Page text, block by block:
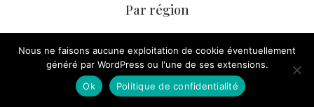
Par région
Vous souhaitez suivre l’actualité de votre région ?
Auvergne-Rhône-Alpes
Bourgogne-Franche-Comté
Nous ne faisons aucune exploitation de cookie éventuellement
généré par WordPress ou l'une de ses extensions.
Ok
Politique de confidentialité